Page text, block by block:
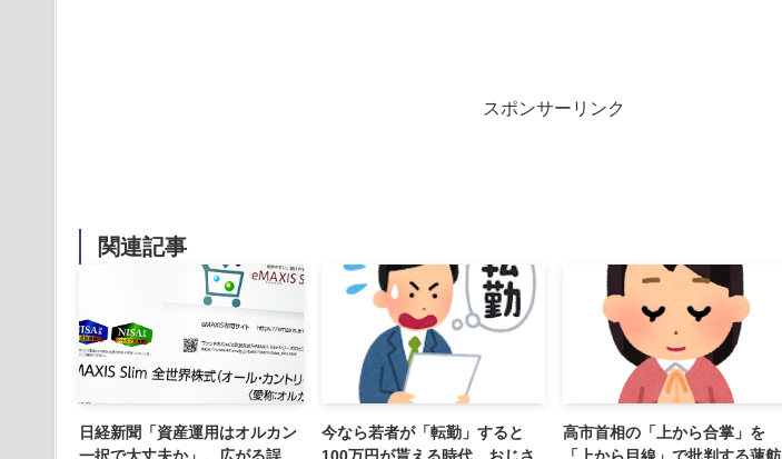
スポンサーリンク
関連記事
日経新聞「資産運用はオルカン
今なら若者が「転勤」すると
高市首相の「上から合掌」を